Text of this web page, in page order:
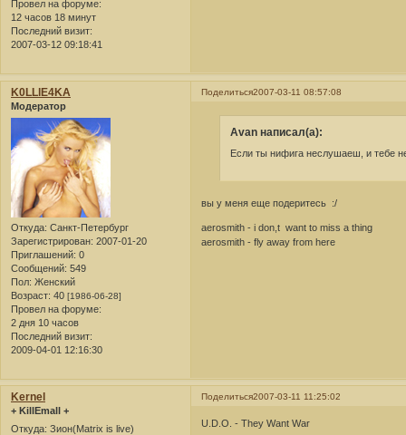
Провел на форуме:
12 часов 18 минут
Последний визит:
2007-03-12 09:18:41
Поделиться2007-03-11 08:57:08
K0LLlE4KA
Модератор
Откуда: Санкт-Петербург
Зарегистрирован: 2007-01-20
Приглашений: 0
Сообщений: 549
Пол: Женский
Возраст: 40 [1986-06-28]
Провел на форуме:
2 дня 10 часов
Последний визит:
2009-04-01 12:16:30
Avan написал(а):
Если ты нифига неслушаеш, и тебе
вы у меня еще подеритесь :/
aerosmith - i don,t want to miss a thing
aerosmith - fly away from here
Поделиться2007-03-11 11:25:02
Kernel
+ KillEmall +
Откуда: Зион(Matrix is live)
U.D.O. - They Want War